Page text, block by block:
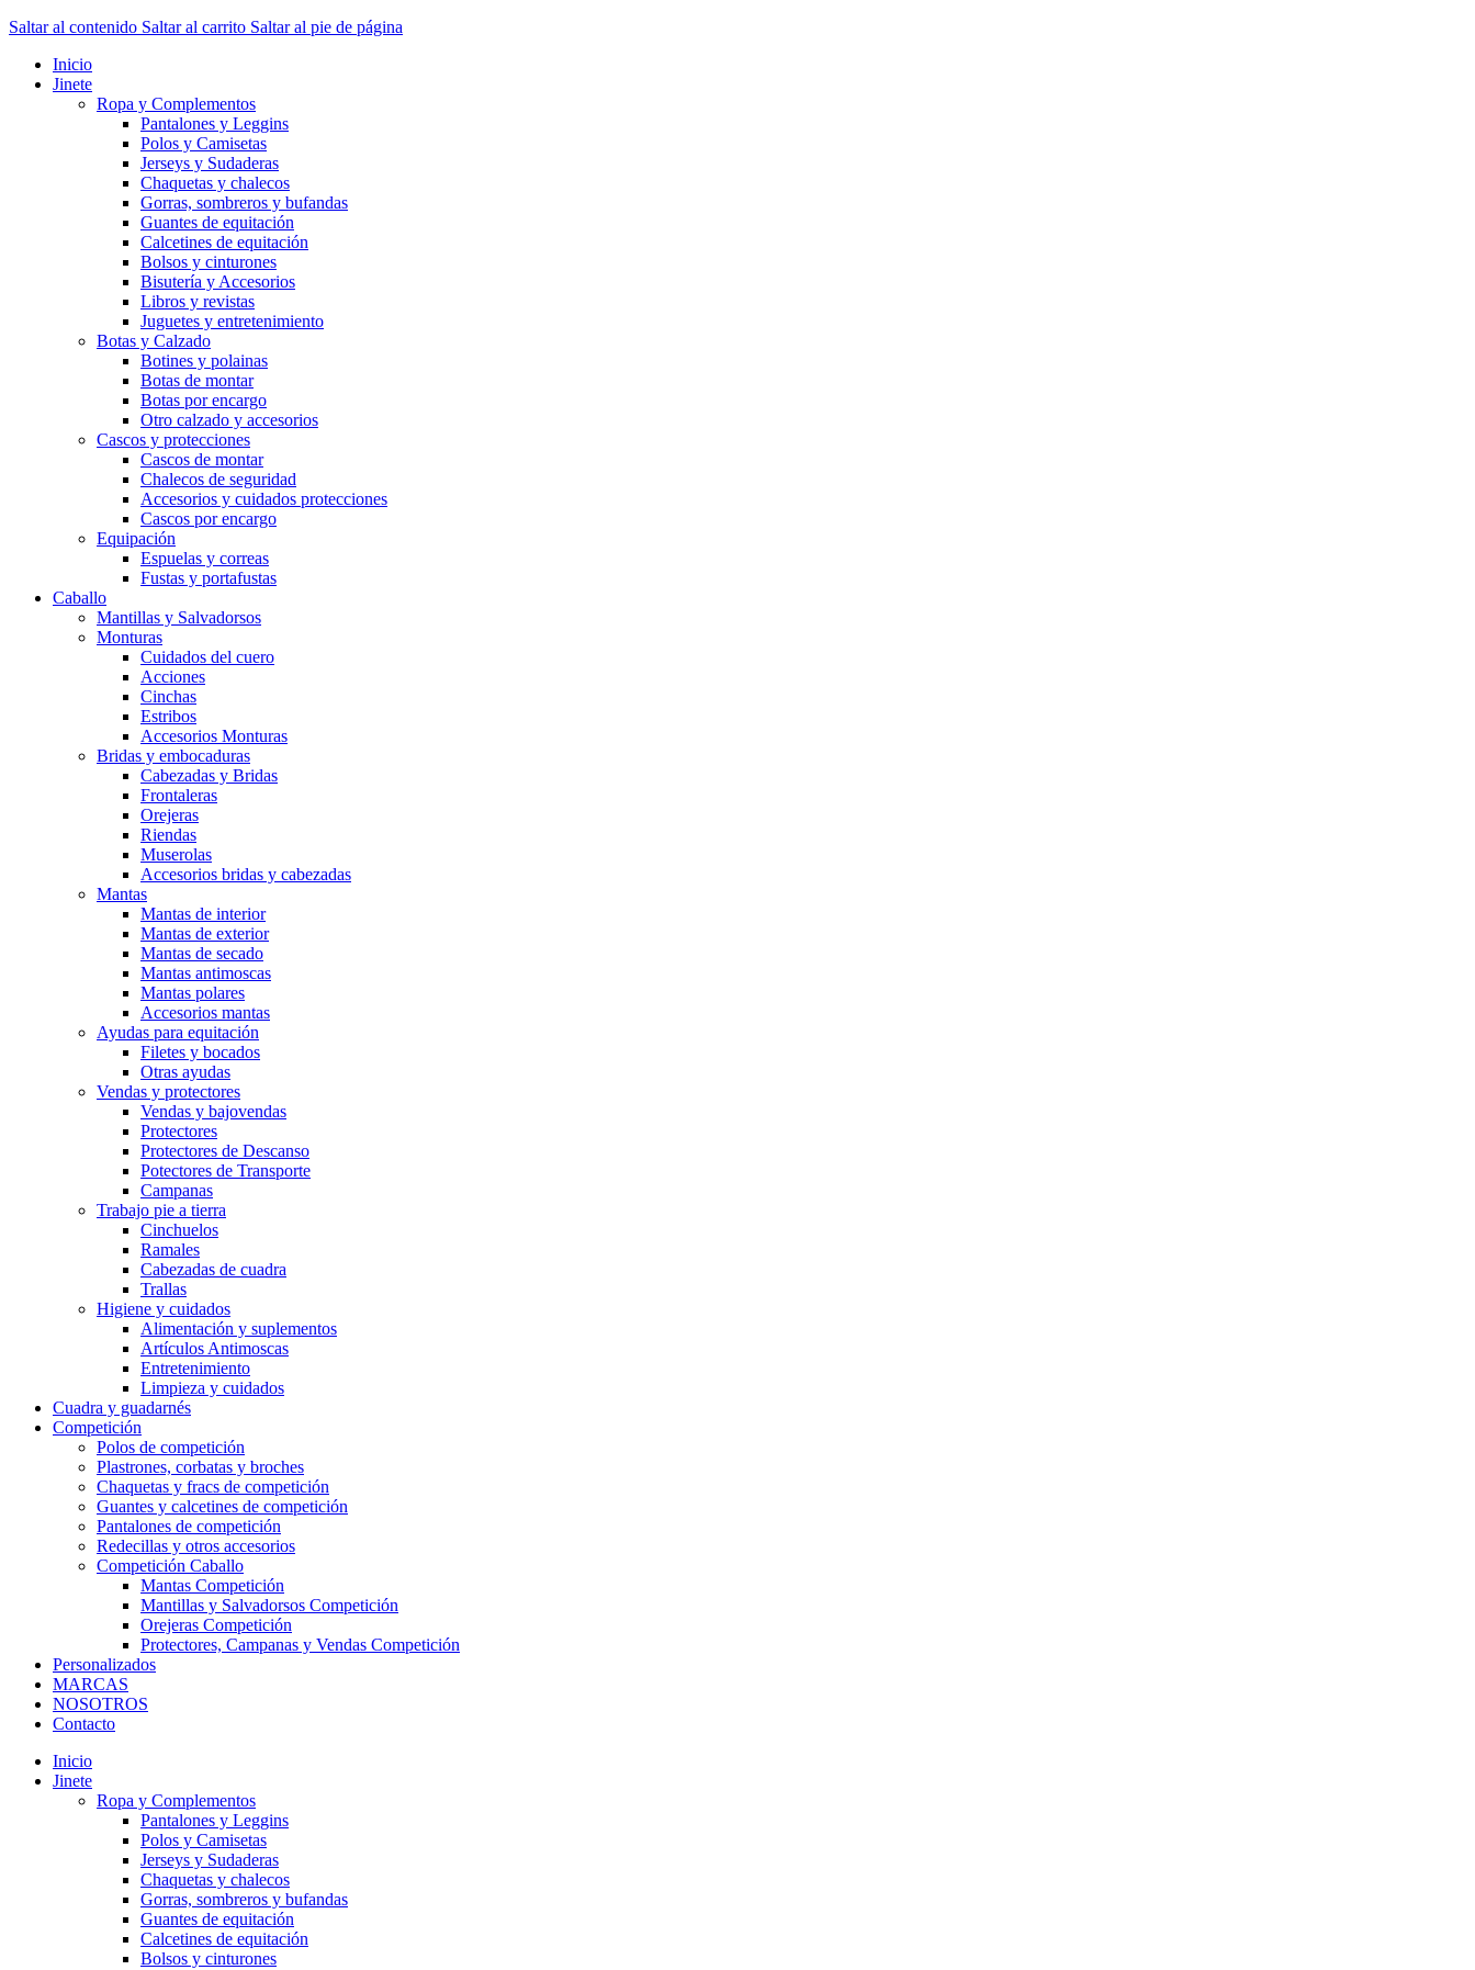
Saltar al contenido Saltar al carrito Saltar al pie de página
Inicio
Jinete
Ropa y Complementos
Pantalones y Leggins
Polos y Camisetas
Jerseys y Sudaderas
Chaquetas y chalecos
Gorras, sombreros y bufandas
Guantes de equitación
Calcetines de equitación
Bolsos y cinturones
Bisutería y Accesorios
Libros y revistas
Juguetes y entretenimiento
Botas y Calzado
Botines y polainas
Botas de montar
Botas por encargo
Otro calzado y accesorios
Cascos y protecciones
Cascos de montar
Chalecos de seguridad
Accesorios y cuidados protecciones
Cascos por encargo
Equipación
Espuelas y correas
Fustas y portafustas
Caballo
Mantillas y Salvadorsos
Monturas
Cuidados del cuero
Acciones
Cinchas
Estribos
Accesorios Monturas
Bridas y embocaduras
Cabezadas y Bridas
Frontaleras
Orejeras
Riendas
Muserolas
Accesorios bridas y cabezadas
Mantas
Mantas de interior
Mantas de exterior
Mantas de secado
Mantas antimoscas
Mantas polares
Accesorios mantas
Ayudas para equitación
Filetes y bocados
Otras ayudas
Vendas y protectores
Vendas y bajovendas
Protectores
Protectores de Descanso
Potectores de Transporte
Campanas
Trabajo pie a tierra
Cinchuelos
Ramales
Cabezadas de cuadra
Trallas
Higiene y cuidados
Alimentación y suplementos
Artículos Antimoscas
Entretenimiento
Limpieza y cuidados
Cuadra y guadarnés
Competición
Polos de competición
Plastrones, corbatas y broches
Chaquetas y fracs de competición
Guantes y calcetines de competición
Pantalones de competición
Redecillas y otros accesorios
Competición Caballo
Mantas Competición
Mantillas y Salvadorsos Competición
Orejeras Competición
Protectores, Campanas y Vendas Competición
Personalizados
MARCAS
NOSOTROS
Contacto
Inicio
Jinete
Ropa y Complementos
Pantalones y Leggins
Polos y Camisetas
Jerseys y Sudaderas
Chaquetas y chalecos
Gorras, sombreros y bufandas
Guantes de equitación
Calcetines de equitación
Bolsos y cinturones